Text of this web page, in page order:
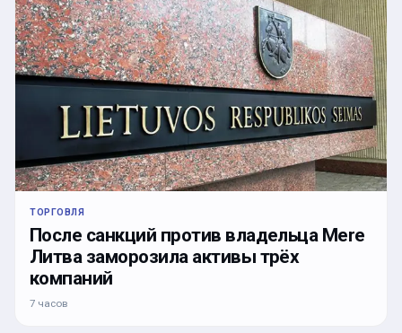
ТОРГОВЛЯ
После санкций против владельца Mere
Литва заморозила активы трёх
компаний
7 часов